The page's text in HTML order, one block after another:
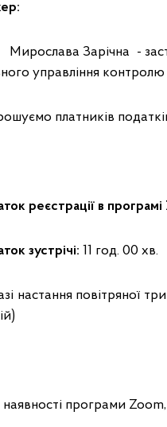
Зарічна -
управління
платників
реєстрації в
зустрічі: 11 год. 00 хв.
настання повітряної
програми